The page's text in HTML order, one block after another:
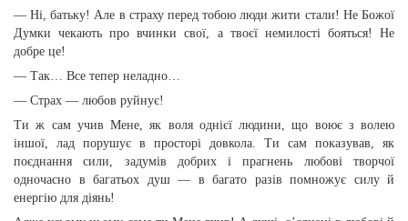
— Ні, батьку! Але в страху перед тобою люди жити стали! Не Божої
Думки чекають про вчинки свої, а твоєї немилості бояться! Не
добре це!
— Так… Все тепер неладно…
— Страх — любов руйнує!
Ти ж сам учив Мене, як воля однієї людини, що воює з волею
іншої, лад порушує в просторі довкола. Ти сам показував, як
поєднання сили, задумів добрих і прагнень любові творчої
одночасно в багатьох душ — в багато разів помножує силу й
енергію для діянь!